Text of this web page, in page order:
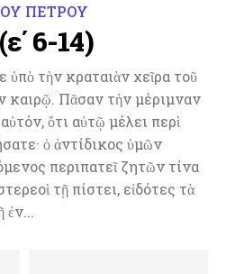
ΠΕΤΡΟΥ
6-14)
τὴν κραταιὰν χεῖρα τοῦ
καιρῷ. Πᾶσαν τὴν μέριμναν
ὅτι αὐτῷ μέλει περὶ
ὁ ἀντίδικος ὑμῶν
περιπατεῖ ζητῶν τίνα
τῇ πίστει, εἰδότες τὰ
ἐν...